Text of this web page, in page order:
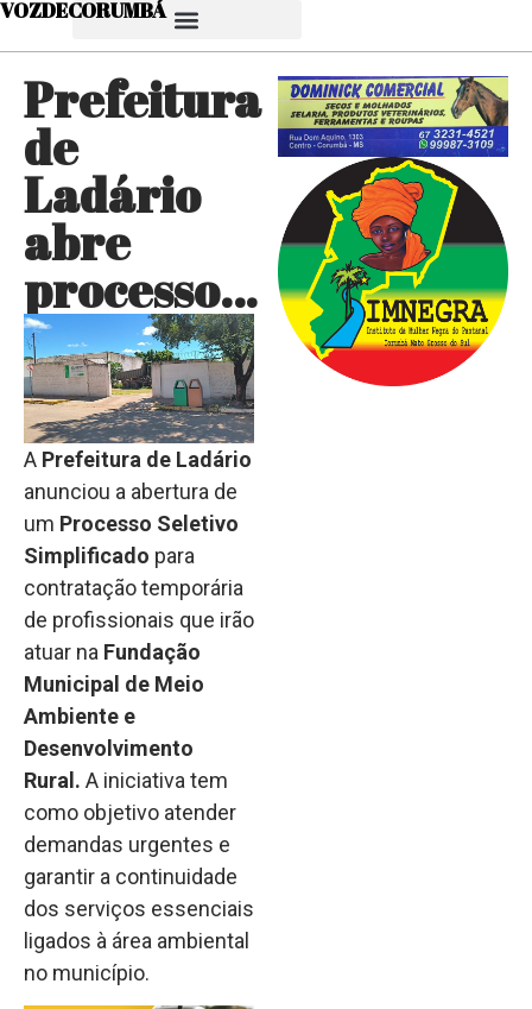
VOZDECORUMBÁ
Prefeitura
de
Ladário
abre
processo…
A Prefeitura de Ladário
anunciou a abertura de
um Processo Seletivo
Simplificado para
contratação temporária
de profissionais que irão
atuar na Fundação
Municipal de Meio
Ambiente e
Desenvolvimento
Rural. A iniciativa tem
como objetivo atender
demandas urgentes e
garantir a continuidade
dos serviços essenciais
ligados à área ambiental
no município.